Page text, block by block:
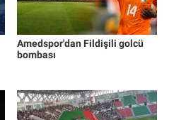
Amedspor'dan Fildişili golcü
bombası